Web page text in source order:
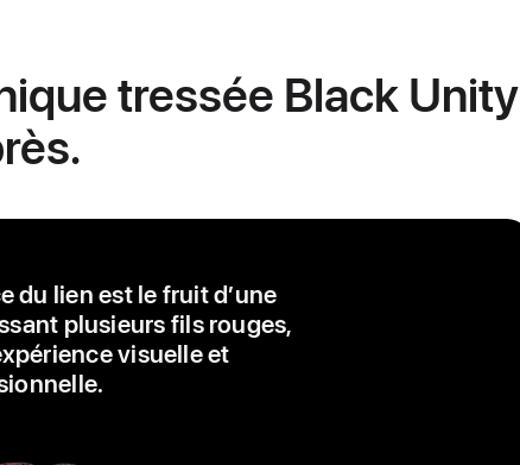
tressée Black Unity
du lien est le fruit d’une
plusieurs fils rouges,
visuelle et